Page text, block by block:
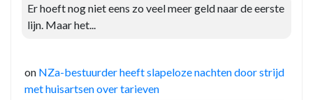
Er hoeft nog niet eens zo veel meer geld naar de eerste
lijn. Maar het...
on NZa-bestuurder heeft slapeloze nachten door strijd
met huisartsen over tarieven